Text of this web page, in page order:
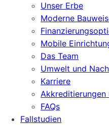
Unser Erbe
Moderne
Mobile
Das Team
Umwelt und
Karriere
FAQs
Fallstudien